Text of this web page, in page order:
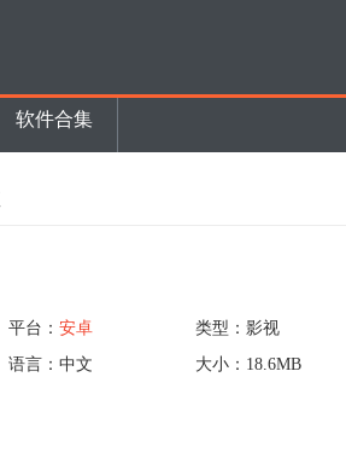
软件合集
平台： 安卓
类型：影视
语言：中文 大小：18.6MB